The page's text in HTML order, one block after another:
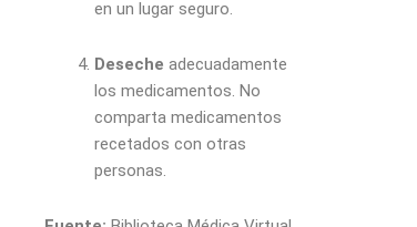
en un lugar seguro.
Deseche adecuadamente
los medicamentos. No
comparta medicamentos
recetados con otras
personas.